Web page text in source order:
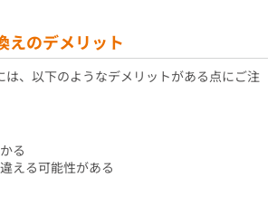
えのデメリット
は、以下のようなデメリットがある点にご注
る
える可能性がある